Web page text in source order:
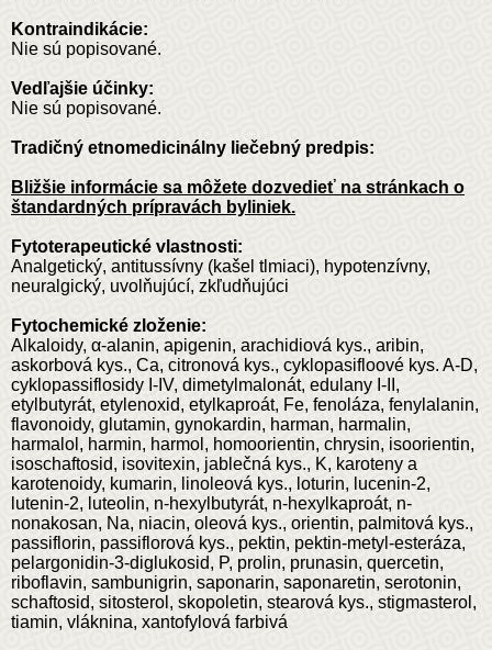
Kontraindikácie:
Nie sú popisované.
Vedľajšie účinky:
Nie sú popisované.
Tradičný etnomedicinálny liečebný predpis:
Bližšie informácie sa môžete dozvedieť na stránkach o
štandardných prípravách byliniek.
Fytoterapeutické vlastnosti:
Analgetický, antitussívny (kašel tlmiaci), hypotenzívny,
neuralgický, uvolňujúcí, zkľudňujúci
Fytochemické zloženie:
Alkaloidy, α-alanin, apigenin, arachidiová kys., aribin,
askorbová kys., Ca, citronová kys., cyklopasifloové kys. A-D,
cyklopassiflosidy I-IV, dimetylmalonát, edulany I-II,
etylbutyrát, etylenoxid, etylkaproát, Fe, fenoláza, fenylalanin,
flavonoidy, glutamin, gynokardin, harman, harmalin,
harmalol, harmin, harmol, homoorientin, chrysin, isoorientin,
isoschaftosid, isovitexin, jablečná kys., K, karoteny a
karotenoidy, kumarin, linoleová kys., loturin, lucenin-2,
lutenin-2, luteolin, n-hexylbutyrát, n-hexylkaproát, n-
nonakosan, Na, niacin, oleová kys., orientin, palmitová kys.,
passiflorin, passiflorová kys., pektin, pektin-metyl-esteráza,
pelargonidin-3-diglukosid, P, prolin, prunasin, quercetin,
riboflavin, sambunigrin, saponarin, saponaretin, serotonin,
schaftosid, sitosterol, skopoletin, stearová kys., stigmasterol,
tiamin, vláknina, xantofylová farbivá